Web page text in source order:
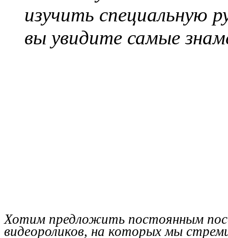
изучить специальную
вы увидите самые
Хотим предложить постоянным
видеороликов, на которых мы